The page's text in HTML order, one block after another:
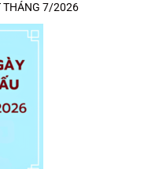
THÁNG 7/2026